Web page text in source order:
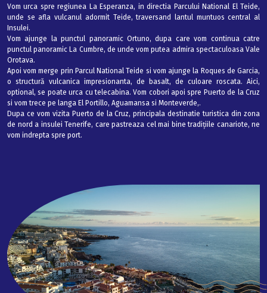
Vom urca spre regiunea La Esperanza, in directia Parcului National El Teide,
unde se afla vulcanul adormit Teide, traversand lantul muntuos central al
Insulei.
Vom ajunge la punctul panoramic Ortuno, dupa care vom continua catre
punctul panoramic La Cumbre, de unde vom putea admira spectaculoasa Vale
Orotava.
Apoi vom merge prin Parcul National Teide si vom ajunge la Roques de Garcia,
o structură vulcanica impresionanta, de basalt, de culoare roscata. Aici,
optional, se poate urca cu telecabina. Vom cobori apoi spre Puerto de la Cruz
si vom trece pe langa El Portillo, Aguamansa si Monteverde,.
Dupa ce vom vizita Puerto de la Cruz, principala destinatie turistica din zona
de nord a insulei Tenerife, care pastreaza cel mai bine tradițiile canariote, ne
vom indrepta spre port.
admira constructiile istorice, precum Capela do Corpo Santo. Excursia
continua cu o vizita la Piata de Peste, unde vom vedea diverse tipuri de pesti
specifici insulei Madeira, ca tonul, pestele negru si pestele papagal. Vom
vizita si Mercado dos Lavradores, o piata specataculoasa unde floraresele
imbracate in costume traditionale, vand orhidee si flori flamingo. Vom vizita
apoi Fabrica de broderii, care se afla langa aceasta piata si unde vom admira
obiecte artizanale deosebite si vom descoperi arta brodatului.
Excursia continua la Gradina Botanica, care gazduieste pe langa orhidee,
numeroase specii de plante tropicale si subtropicale. Aici vom putea admira
Funchalul din diverse puncte panoramice.
Vom vizita apoi o crama, unde vom degusta faimosul vin din Madeira. Dupa
degustare, vom avea timp liber pentru shopping in centrul orasului, apoi ne
vom intoarce la vas.